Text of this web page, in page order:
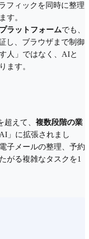
フィックを同時に整理
す。
ラットフォームでも、
し、ブラウザまで制御
人」ではなく、AIと
ます。
えて、 複数段階の業
」に拡張されまし
子メールの整理、予約
がる複雑なタスクを1